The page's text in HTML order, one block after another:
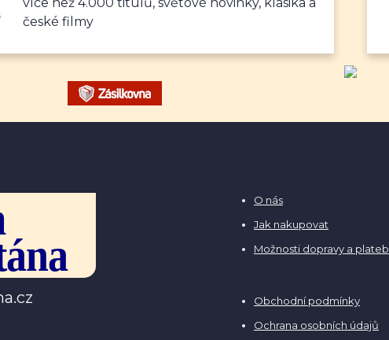
české filmy
O nás
Jak nakupovat
Možnosti dopravy a plateb
Obchodní podmínky
Ochrana osobních údajů